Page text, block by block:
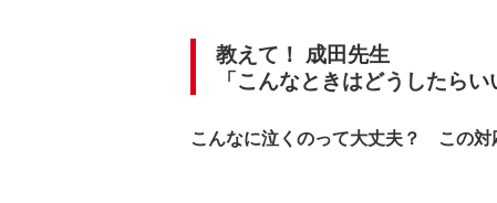
教えて！ 成田先生
「こんなときはどうしたらい
こんなに泣くのって大丈夫？ この